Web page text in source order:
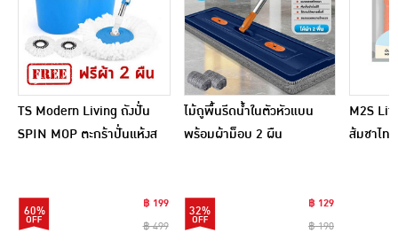
TS Modern Living ถังปั่น
SPIN MOP ตะกร้าปั่นแห้งส
60%
฿ 199
฿ 499
ไม้ถูพื้นรีดน้ำในตัวหัวแบน
พร้อมผ้าม็อบ 2 ผืน
32%
฿ 129
฿ 190
M2S
ส้มชาไท